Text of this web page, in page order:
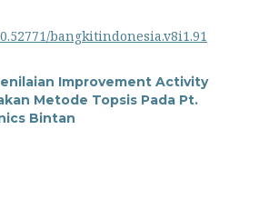
bangkitindonesia.v8i1.91
Improvement Activity
Metode Topsis Pada Pt.
Bintan